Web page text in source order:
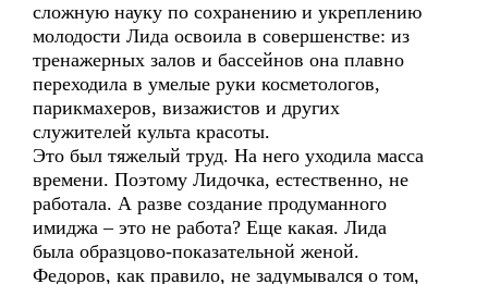
сложную науку по сохранению и укреплению
молодости Лида освоила в совершенстве: из
тренажерных залов и бассейнов она плавно
переходила в умелые руки косметологов,
парикмахеров, визажистов и других
служителей культа красоты.
Это был тяжелый труд. На него уходила масса
времени. Поэтому Лидочка, естественно, не
работала. А разве создание продуманного
имиджа – это не работа? Еще какая. Лида
была образцово-показательной женой.
Федоров, как правило, не задумывался о том,